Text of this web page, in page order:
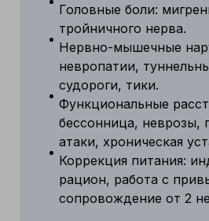
Головные боли:
тройничного нерва.
Нервно-мышечные
невропатии,
судороги, тики.
Функциональные
бессонница, неврозы,
атаки, хроническая
Коррекция питания:
рацион, работа с
сопровождение от 2